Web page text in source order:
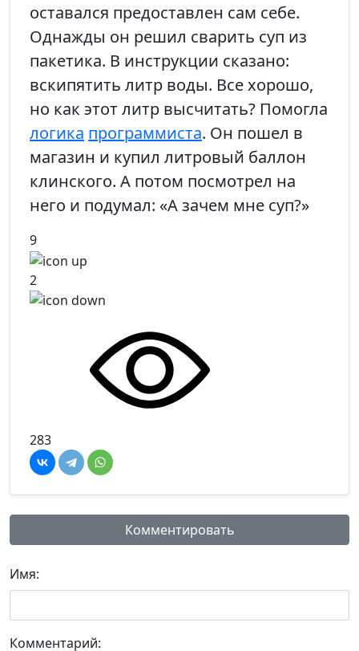
оставался предоставлен сам себе.
Однажды он решил сварить суп из
пакетика. В инструкции сказано:
вскипятить литр воды. Все хорошо,
но как этот литр высчитать? Помогла
логика программиста. Он пошел в
магазин и купил литровый баллон
клинского. А потом посмотрел на
него и подумал: «А зачем мне суп?»
9
2
283
Комментировать
Имя:
Комментарий: